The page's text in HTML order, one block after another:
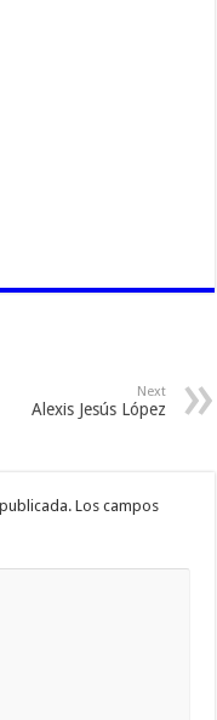
Next
Alexis Jesús López
Los campos